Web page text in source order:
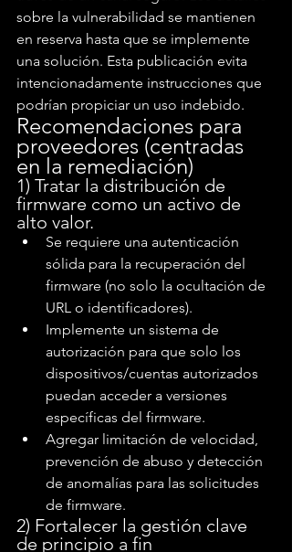
sobre la vulnerabilidad se mantienen
en reserva hasta que se implemente
una solución. Esta publicación evita
intencionadamente instrucciones que
podrían propiciar un uso indebido.
Recomendaciones para
proveedores (centradas
en la remediación)
1) Tratar la distribución de
firmware como un activo de
alto valor.
Se requiere una autenticación
sólida para la recuperación del
firmware (no solo la ocultación de
URL o identificadores).
Implemente un sistema de
autorización para que solo los
dispositivos/cuentas autorizados
puedan acceder a versiones
específicas del firmware.
Agregar limitación de velocidad,
prevención de abuso y detección
de anomalías para las solicitudes
de firmware.
2) Fortalecer la gestión clave
de principio a fin